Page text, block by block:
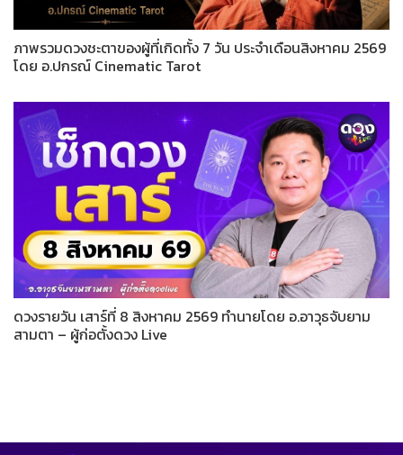
ภาพรวมดวงชะตาของผู้ที่เกิดทั้ง 7 วัน ประจำเดือนสิงหาคม 2569
โดย อ.ปกรณ์ Cinematic Tarot
ดวงรายวัน เสาร์ที่ 8 สิงหาคม 2569 ทำนายโดย อ.อาวุธจับยาม
สามตา – ผู้ก่อตั้งดวง Live